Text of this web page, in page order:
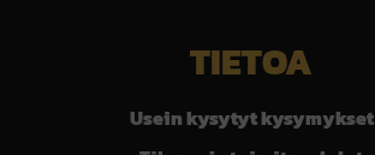
TIETOA
Usein kysytyt kysymykset